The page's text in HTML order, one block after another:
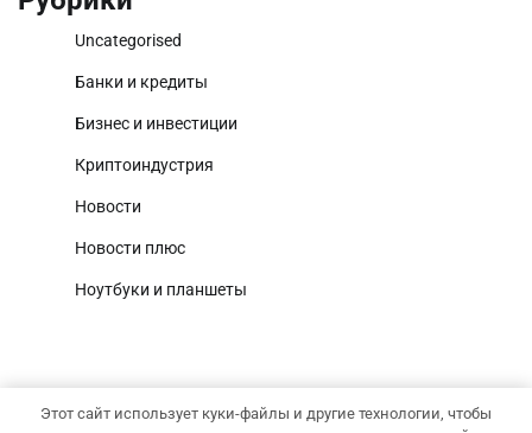
Uncategorised
Банки и кредиты
Бизнес и инвестиции
Криптоиндустрия
Новости
Новости плюс
Ноутбуки и планшеты
Капитал и рост Тема News Report от
Этот сайт использует куки-файлы и другие технологии, чтобы